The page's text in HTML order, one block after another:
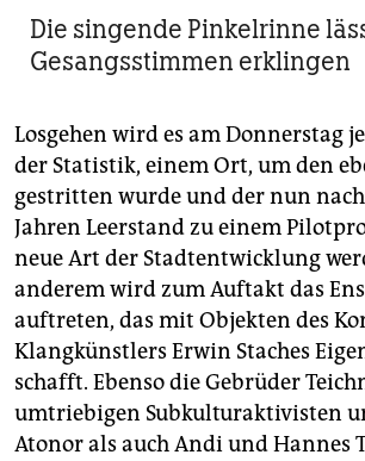
Die singende Pinkelrinne
Gesangsstimmen erklingen
Losgehen wird es am Donnerstag
der Statistik, einem Ort, um den
gestritten wurde und der nun
Jahren Leerstand zu einem
neue Art der Stadtentwicklung
anderem wird zum Auftakt das
auftreten, das mit Objekten des
Klangkünstlers Erwin Staches
schafft. Ebenso die Gebrüder
umtriebigen Subkulturaktivisten
Atonor als auch Andi und Hannes